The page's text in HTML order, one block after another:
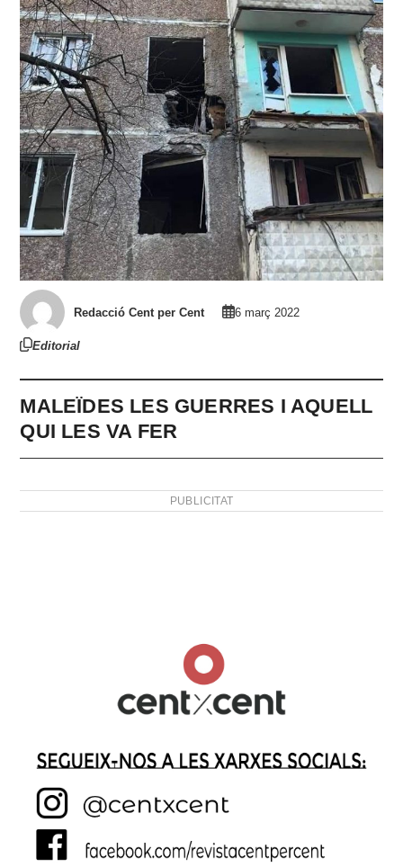
Redacció Cent per Cent 6 març 2022
Editorial
MALEÏDES LES GUERRES I AQUELL
QUI LES VA FER
PUBLICITAT